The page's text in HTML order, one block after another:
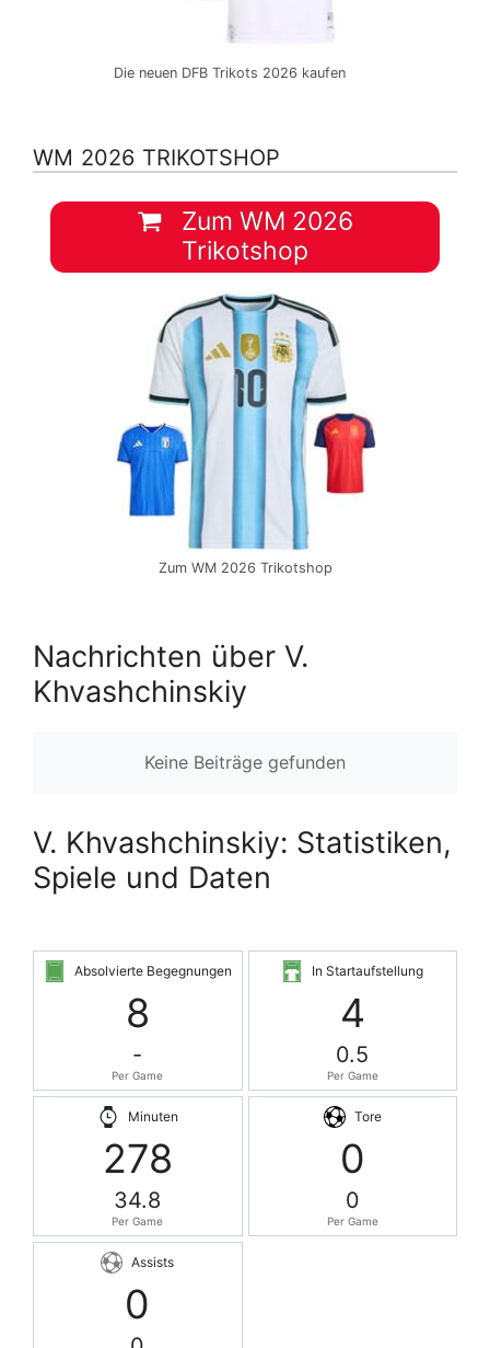
Die neuen DFB Trikots 2026 kaufen
WM 2026 TRIKOTSHOP
Zum WM 2026
Trikotshop
Zum WM 2026 Trikotshop
Nachrichten über V.
Khvashchinskiy
Keine Beiträge gefunden
V. Khvashchinskiy: Statistiken,
Spiele und Daten
Absolvierte Begegnungen
8
-
Per Game
In Startaufstellung
4
0.5
Per Game
Minuten
278
34.8
Per Game
Tore
0
0
Per Game
Assists
0